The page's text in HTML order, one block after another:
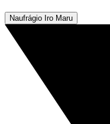
Naufrágio Iro Maru